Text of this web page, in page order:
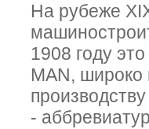
На рубеже
1908 году
MAN, широко
-